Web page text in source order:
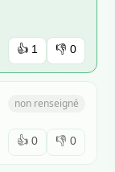
👍 1 👎 0
non renseigné
👍 0 👎 0